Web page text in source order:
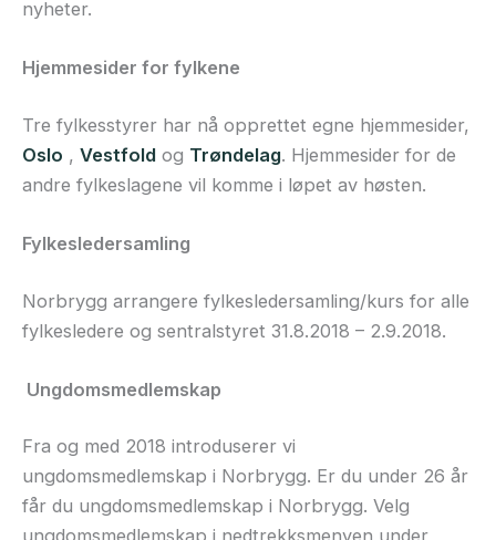
nyheter.
Hjemmesider for fylkene
Tre fylkesstyrer har nå opprettet egne hjemmesider,
Oslo , Vestfold og Trøndelag. Hjemmesider for de
andre fylkeslagene vil komme i løpet av høsten.
Fylkesledersamling
Norbrygg arrangere fylkesledersamling/kurs for alle
fylkesledere og sentralstyret 31.8.2018 – 2.9.2018.
Ungdomsmedlemskap
Fra og med 2018 introduserer vi
ungdomsmedlemskap i Norbrygg. Er du under 26 år
får du ungdomsmedlemskap i Norbrygg. Velg